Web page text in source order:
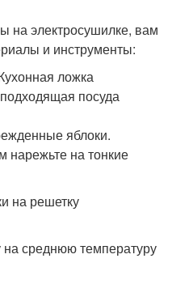
на электросушилке, вам
и инструменты:
ложка
посуда
яблоки.
нарежьте на тонкие
на решетку
на среднюю температуру